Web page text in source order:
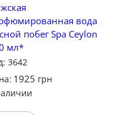
вода
побег Spa Ceylon
мл*
3642
1925 грн